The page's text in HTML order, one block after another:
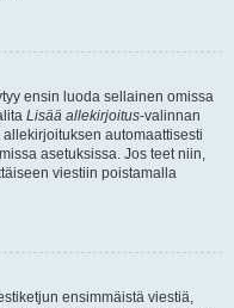
ensin luoda sellainen omissa
Lisää allekirjoitus-valinnan
automaattisesti
asetuksissa. Jos teet niin,
viestiin poistamalla
ensimmäistä viestiä,